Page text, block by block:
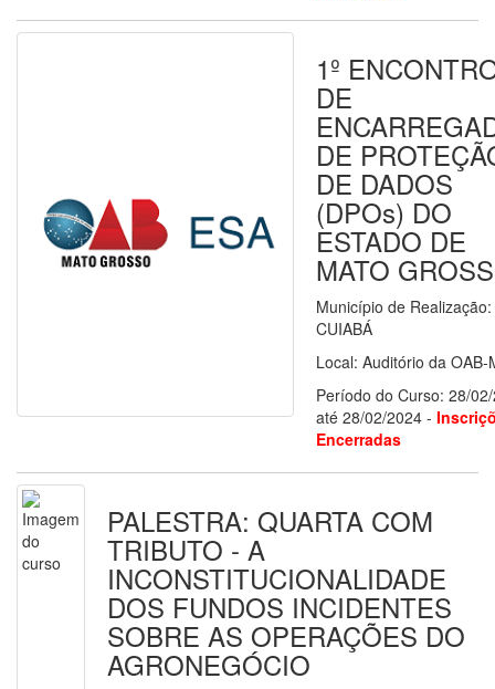
1º
DE
DE
DE DADOS
(DPOs) DO
ESTADO DE
MATO
Município de Realização:
CUIABÁ
Local: Auditório da OAB-
Período do Curso: 28/
até 28/02/2024 -
Encerradas
PALESTRA: QUARTA COM
TRIBUTO - A
INCONSTITUCIONALIDADE
DOS FUNDOS INCIDENTES
SOBRE AS OPERAÇÕES DO
AGRONEGÓCIO